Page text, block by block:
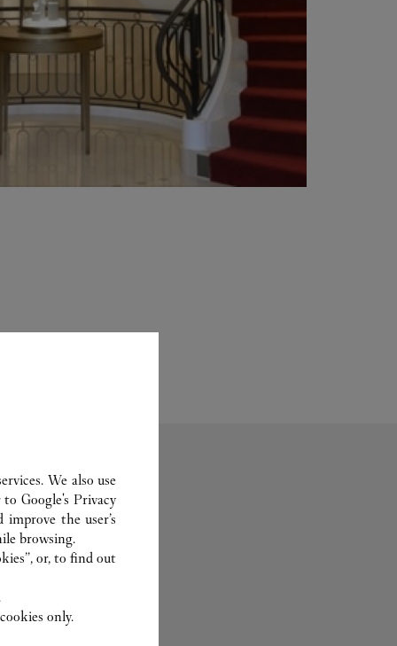
香水
We also use
toGoogle's Privacy
the user’s
browsing.
or, to find out
only.